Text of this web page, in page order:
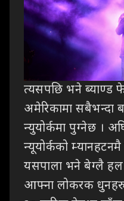
त्यसपछि भने ब्याण्ड
अमेरिकामा सबैभन्दा
न्युयोर्कमा पुग्नेछ ।
न्यूयोर्कको
यसपाला भने बेग्लै हल
आफ्ना लोकरक